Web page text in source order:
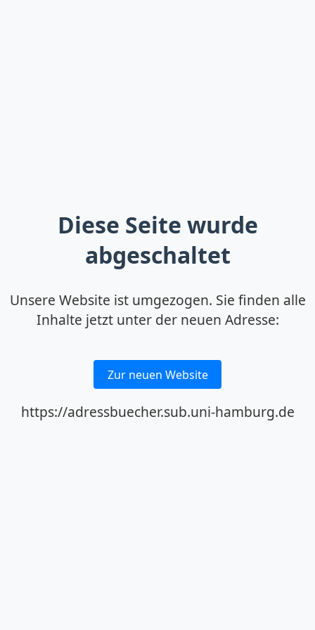
Diese Seite wurde
abgeschaltet
Unsere Website ist umgezogen. Sie finden alle
Inhalte jetzt unter der neuen Adresse:
Zur neuen Website
https://adressbuecher.sub.uni-hamburg.de